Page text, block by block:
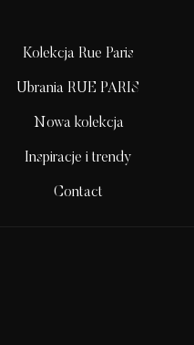
Kolekcja Rue Paris
Ubrania RUE PARIS
Nowa kolekcja
Inspiracje i trendy
Contact